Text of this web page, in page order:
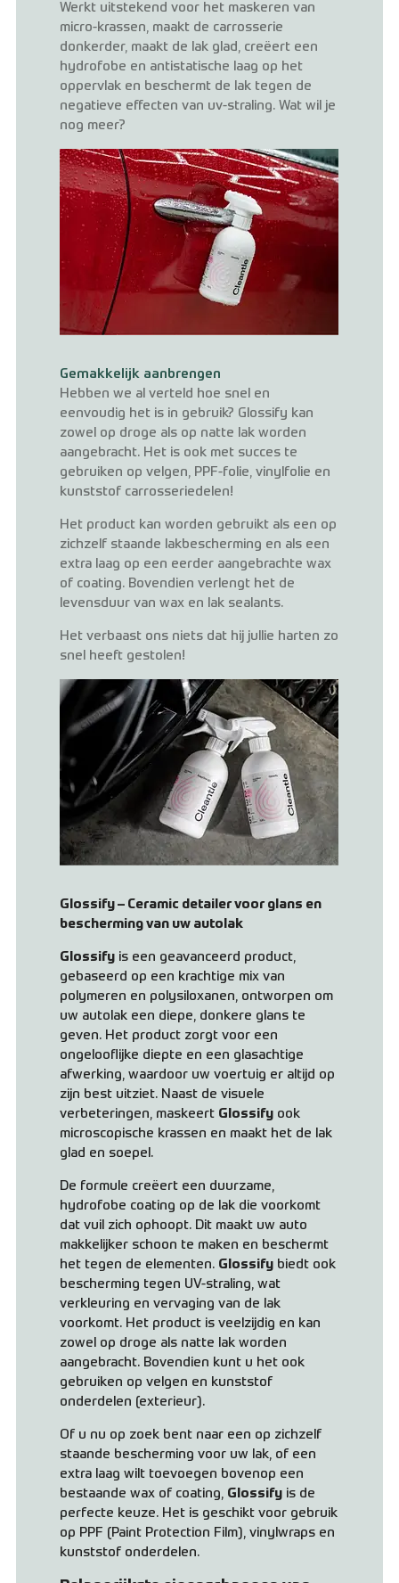
Werkt uitstekend voor het maskeren van
micro-krassen, maakt de carrosserie
donkerder, maakt de lak glad, creëert een
hydrofobe en antistatische laag op het
oppervlak en beschermt de lak tegen de
negatieve effecten van uv-straling. Wat wil je
nog meer?
Gemakkelijk aanbrengen
Hebben we al verteld hoe snel en
eenvoudig het is in gebruik? Glossify kan
zowel op droge als op natte lak worden
aangebracht. Het is ook met succes te
gebruiken op velgen, PPF-folie, vinylfolie en
kunststof carrosseriedelen!
Het product kan worden gebruikt als een op
zichzelf staande lakbescherming en als een
extra laag op een eerder aangebrachte wax
of coating. Bovendien verlengt het de
levensduur van wax en lak sealants.
Het verbaast ons niets dat hij jullie harten zo
snel heeft gestolen!
Glossify – Ceramic detailer voor glans en
bescherming van uw autolak
Glossify is een geavanceerd product,
gebaseerd op een krachtige mix van
polymeren en polysiloxanen, ontworpen om
uw autolak een diepe, donkere glans te
geven. Het product zorgt voor een
ongelooflijke diepte en een glasachtige
afwerking, waardoor uw voertuig er altijd op
zijn best uitziet. Naast de visuele
verbeteringen, maskeert Glossify ook
microscopische krassen en maakt het de lak
glad en soepel.
De formule creëert een duurzame,
hydrofobe coating op de lak die voorkomt
dat vuil zich ophoopt. Dit maakt uw auto
makkelijker schoon te maken en beschermt
het tegen de elementen. Glossify biedt ook
bescherming tegen UV-straling, wat
verkleuring en vervaging van de lak
voorkomt. Het product is veelzijdig en kan
zowel op droge als natte lak worden
aangebracht. Bovendien kunt u het ook
gebruiken op velgen en kunststof
onderdelen (exterieur).
Of u nu op zoek bent naar een op zichzelf
staande bescherming voor uw lak, of een
extra laag wilt toevoegen bovenop een
bestaande wax of coating, Glossify is de
perfecte keuze. Het is geschikt voor gebruik
op PPF (Paint Protection Film), vinylwraps en
kunststof onderdelen.